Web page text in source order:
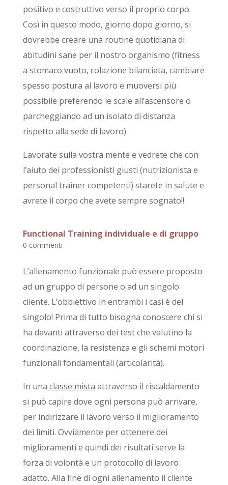
positivo e costruttivo verso il proprio corpo.
Così in questo modo, giorno dopo giorno, si
dovrebbe creare una routine quotidiana di
abitudini sane per il nostro organismo (fitness
a stomaco vuoto, colazione bilanciata, cambiare
spesso postura al lavoro e muoversi più
possibile preferendo le scale all’ascensore o
parcheggiando ad un isolato di distanza
rispetto alla sede di lavoro).
Lavorate sulla vostra mente e vedrete che con
l’aiuto dei professionisti giusti (nutrizionista e
personal trainer competenti) starete in salute e
avrete il corpo che avete sempre sognato!!
Functional Training individuale e di gruppo
0 commenti
L’allenamento funzionale può essere proposto
ad un gruppo di persone o ad un singolo
cliente. L’obbiettivo in entrambi i casi è del
singolo! Prima di tutto bisogna conoscere chi si
ha davanti attraverso dei test che valutino la
coordinazione, la resistenza e gli schemi motori
funzionali fondamentali (articolarità).
In una classe mista attraverso il riscaldamento
si può capire dove ogni persona può arrivare,
per indirizzare il lavoro verso il miglioramento
dei limiti. Ovviamente per ottenere dei
miglioramenti e quindi dei risultati serve la
forza di volontà e un protocollo di lavoro
adatto. Alla fine di ogni allenamento il cliente